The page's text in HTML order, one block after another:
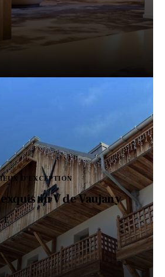
D'EXCEPTION
au V de Vaujany